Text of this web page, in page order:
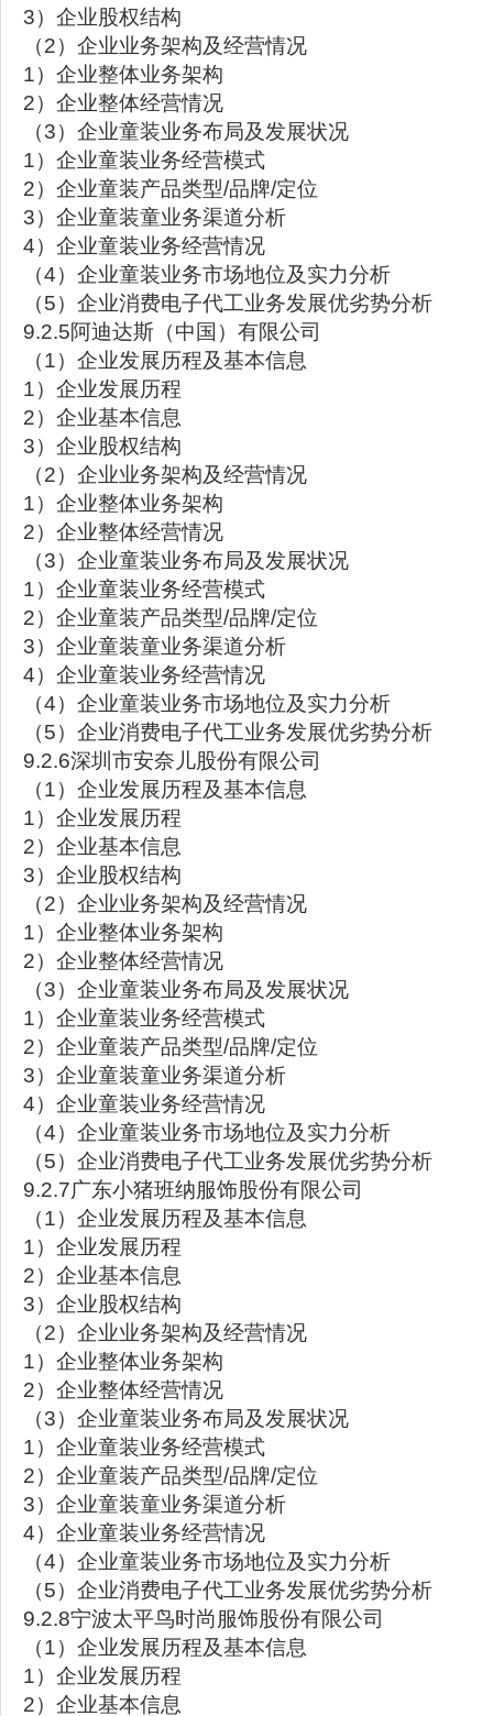
3）企业股权结构
（2）企业业务架构及经营情况
1）企业整体业务架构
2）企业整体经营情况
（3）企业童装业务布局及发展状况
1）企业童装业务经营模式
2）企业童装产品类型/品牌/定位
3）企业童装童业务渠道分析
4）企业童装业务经营情况
（4）企业童装业务市场地位及实力分析
（5）企业消费电子代工业务发展优劣势分析
9.2.5阿迪达斯（中国）有限公司
（1）企业发展历程及基本信息
1）企业发展历程
2）企业基本信息
3）企业股权结构
（2）企业业务架构及经营情况
1）企业整体业务架构
2）企业整体经营情况
（3）企业童装业务布局及发展状况
1）企业童装业务经营模式
2）企业童装产品类型/品牌/定位
3）企业童装童业务渠道分析
4）企业童装业务经营情况
（4）企业童装业务市场地位及实力分析
（5）企业消费电子代工业务发展优劣势分析
9.2.6深圳市安奈儿股份有限公司
（1）企业发展历程及基本信息
1）企业发展历程
2）企业基本信息
3）企业股权结构
（2）企业业务架构及经营情况
1）企业整体业务架构
2）企业整体经营情况
（3）企业童装业务布局及发展状况
1）企业童装业务经营模式
2）企业童装产品类型/品牌/定位
3）企业童装童业务渠道分析
4）企业童装业务经营情况
（4）企业童装业务市场地位及实力分析
（5）企业消费电子代工业务发展优劣势分析
9.2.7广东小猪班纳服饰股份有限公司
（1）企业发展历程及基本信息
1）企业发展历程
2）企业基本信息
3）企业股权结构
（2）企业业务架构及经营情况
1）企业整体业务架构
2）企业整体经营情况
（3）企业童装业务布局及发展状况
1）企业童装业务经营模式
2）企业童装产品类型/品牌/定位
3）企业童装童业务渠道分析
4）企业童装业务经营情况
（4）企业童装业务市场地位及实力分析
（5）企业消费电子代工业务发展优劣势分析
9.2.8宁波太平鸟时尚服饰股份有限公司
（1）企业发展历程及基本信息
1）企业发展历程
2）企业基本信息